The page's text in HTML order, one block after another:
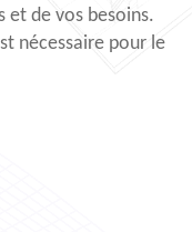
et de vos besoins.
nécessaire pour le